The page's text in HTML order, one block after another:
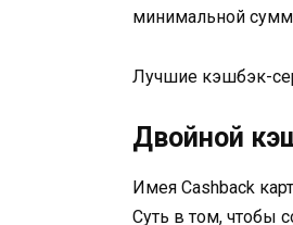
минимальной
Лучшие кэшбэк-
Двойной
Имея Cashback
Суть в том, чтобы